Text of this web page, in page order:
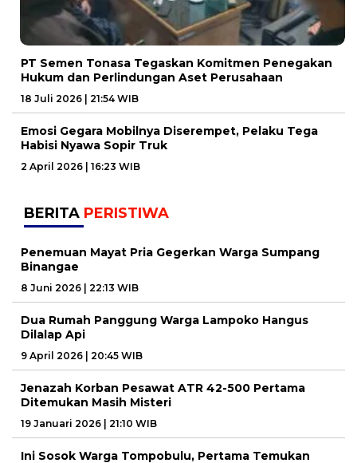
PT Semen Tonasa Tegaskan Komitmen Penegakan
Hukum dan Perlindungan Aset Perusahaan
18 Juli 2026 | 21:54 WIB
Emosi Gegara Mobilnya Diserempet, Pelaku Tega
Habisi Nyawa Sopir Truk
2 April 2026 | 16:23 WIB
BERITA PERISTIWA
Penemuan Mayat Pria Gegerkan Warga Sumpang
Binangae
8 Juni 2026 | 22:13 WIB
Dua Rumah Panggung Warga Lampoko Hangus
Dilalap Api
9 April 2026 | 20:45 WIB
Jenazah Korban Pesawat ATR 42-500 Pertama
Ditemukan Masih Misteri
19 Januari 2026 | 21:10 WIB
Ini Sosok Warga Tompobulu, Pertama Temukan